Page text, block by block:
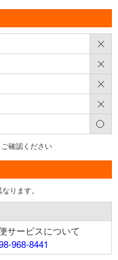
ご確認ください
ります。
サービスについて
968-8441